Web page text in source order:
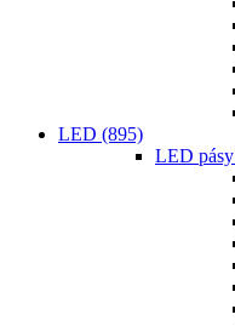
LED (895)
LED pásy